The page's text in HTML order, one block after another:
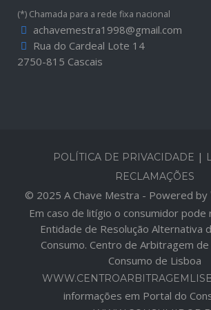
(*) Chamada para a rede fixa nacional
achavemestra1998@gmail.com
Rua do Cardeal Lote 14
2750-815 Cascais
POLÍTICA DE PRIVACIDADE |
RECLAMAÇÕES
© 2025 A Chave Mestra - Powered by
Em caso de litígio o consumidor pode
Entidade de Resolução Alternativa
Consumo. Centro de Arbitragem
Consumo de Lisboa
informações em Portal do